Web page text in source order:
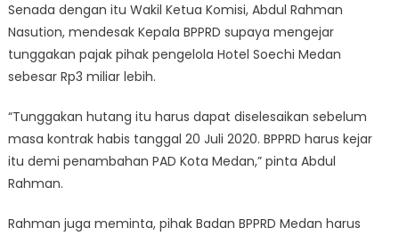
Senada dengan itu Wakil Ketua Komisi, Abdul Rahman
Nasution, mendesak Kepala BPPRD supaya mengejar
tunggakan pajak pihak pengelola Hotel Soechi Medan
sebesar Rp3 miliar lebih.
“Tunggakan hutang itu harus dapat diselesaikan sebelum
masa kontrak habis tanggal 20 Juli 2020. BPPRD harus kejar
itu demi penambahan PAD Kota Medan,” pinta Abdul
Rahman.
Rahman juga meminta, pihak Badan BPPRD Medan harus